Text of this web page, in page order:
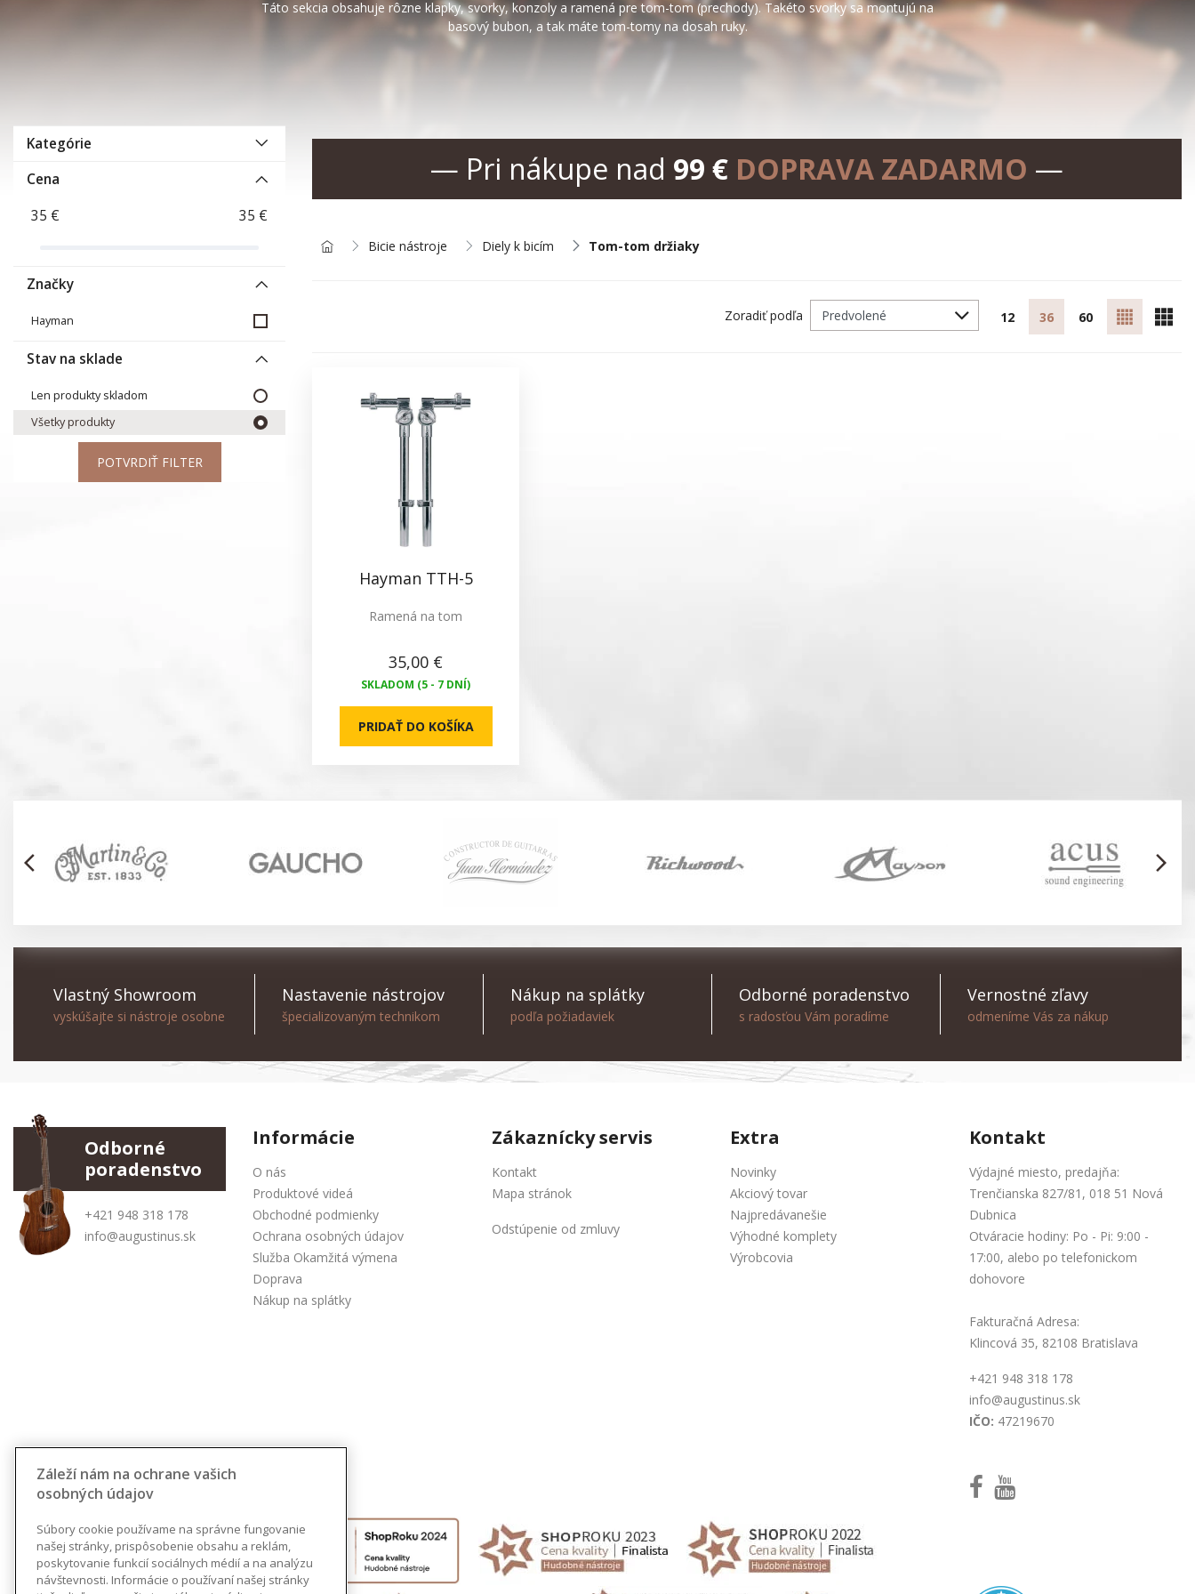
Táto sekcia obsahuje rôzne klapky, svorky, konzoly a ramená pre tom-tom (prechody). Takéto svorky sa montujú na
basový bubon, a tak máte tom-tomyna dosah ruky.
Kategórie
Cena
Značky
Hayman
Stav na sklade
Len produkty skladom
Všetky produkty
POTVRDIŤ FILTER
— Pri nákupe nad 99 € DOPRAVA ZADARMO —
Bicie nástroje Diely k bicím Tom-tom držiaky
Zoradiť podľa 12 36 60
Hayman TTH-5
Ramená na tom
35,00 €
SKLADOM (5 - 7 DNÍ)
PRIDAŤ DO KOŠÍKA
arrow_back_ios arrow_forward_ios
Vlastný Showroom
vyskúšajte si nástroje osobne
Nastavenie nástrojov
špecializovaným technikom
Nákup na splátky
podľa požiadaviek
Odborné poradenstvo
s radosťou Vám poradíme
Vernostné zľavy
odmeníme Vás za nákup
Odborné
poradenstvo
+421 948 318 178
info@augustinus.sk
Informácie
O nás
Produktové videá
Obchodné podmienky
Ochrana osobných údajov
Služba Okamžitá výmena
Doprava
Nákup na splátky
Zákaznícky servis
Kontakt
Mapa stránok
Odstúpenie od zmluvy
Extra
Novinky
Akciový tovar
Najpredávanešie
Výhodné komplety
Výrobcovia
Kontakt
Výdajné miesto, predajňa:
Trenčianska 827/81, 018 51 Nová
Dubnica
Otváracie hodiny: Po - Pi: 9:00 -
17:00, alebo po telefonickom
dohovore
Fakturačná Adresa:
Klincová 35, 82108 Bratislava
+421 948 318 178
info@augustinus.sk
IČO: 47219670
Záleží nám na ochrane vašich
osobných údajov
Súbory cookie používame na správne fungovanie
našej stránky, prispôsobenie obsahu a reklám,
poskytovanie funkcií sociálnych médií a na analýzu
návštevnosti. Informácie o používaní našej stránky